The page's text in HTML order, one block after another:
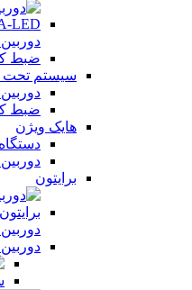
ضبط
سیستم تحت
ضبط
هایک ویژن
برایتون
دوربین Wifi